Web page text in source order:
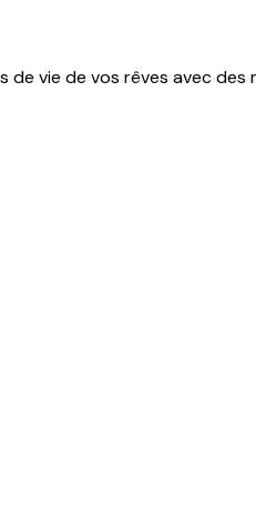
de vie de vos rêves avec